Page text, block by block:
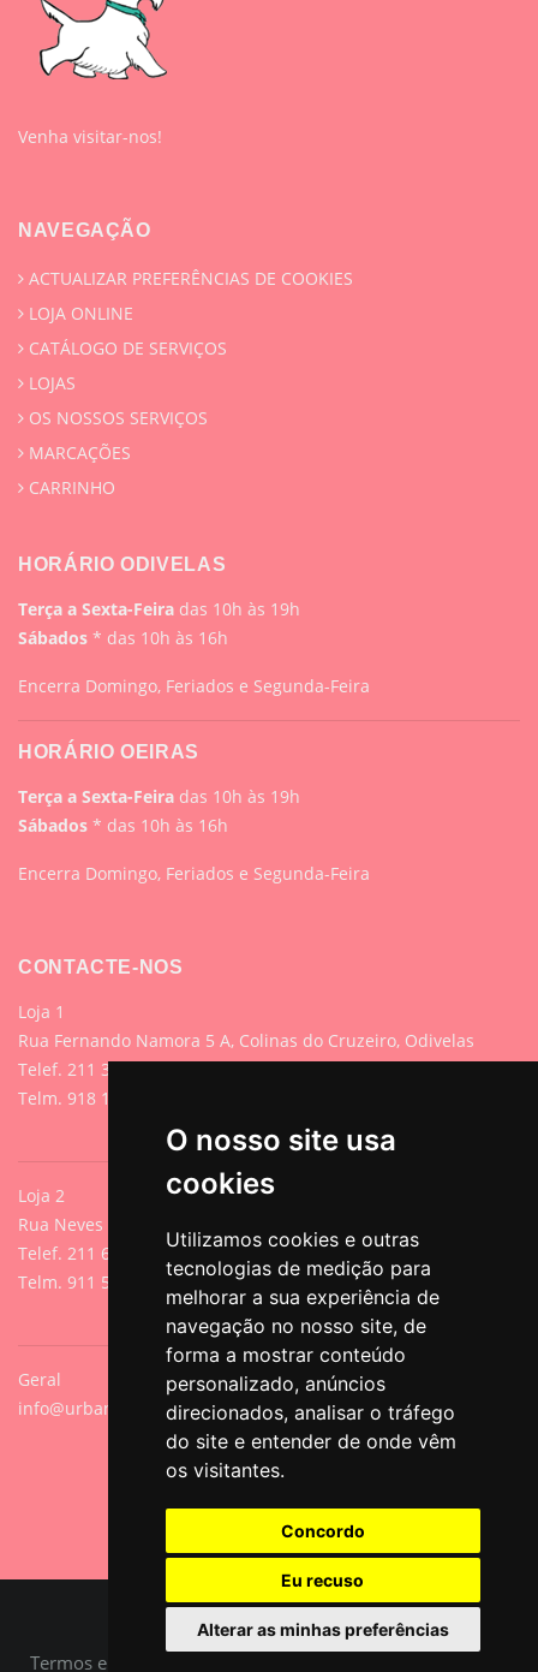
O nosso site usa
cookies
Utilizamos cookies e outras
tecnologias de medição para
melhorar a sua experiência de
navegação no nosso site, de
forma a mostrar conteúdo
personalizado, anúncios
direcionados, analisar o tráfego
do site e entender de onde vêm
os visitantes.
Concordo
Eu recuso
Alterar as minhas preferências
Venha visitar-nos!
NAVEGAÇÃO
ACTUALIZAR PREFERÊNCIAS DE COOKIES
LOJA ONLINE
CATÁLOGO DE SERVIÇOS
LOJAS
OS NOSSOS SERVIÇOS
MARCAÇÕES
CARRINHO
HORÁRIO ODIVELAS
Terça a Sexta-Feira das 10h às 19h
Sábados * das 10h às 16h
Encerra Domingo, Feriados e Segunda-Feira
HORÁRIO OEIRAS
Terça a Sexta-Feira das 10h às 19h
Sábados * das 10h às 16h
Encerra Domingo, Feriados e Segunda-Feira
CONTACTE-NOS
Loja 1
Rua Fernando Namora 5 A, Colinas do Cruzeiro, Odivelas
Telef. 211 395 882 (Chamada para rede fixa nacional)
Telm. 918 107 618 (Chamada para rede móvel nacional)
Loja 2
Rua Neves de Sousa 13A, Cacilhas, Oeiras
Telef. 211 640 788 (Chamada para rede fixa nacional)
Telm. 911 571 542 (Chamada para rede móvel nacional)
Geral
info@urbanpets.pt
© Copyright 2026 All Rights Reserved.
Termos e Condições